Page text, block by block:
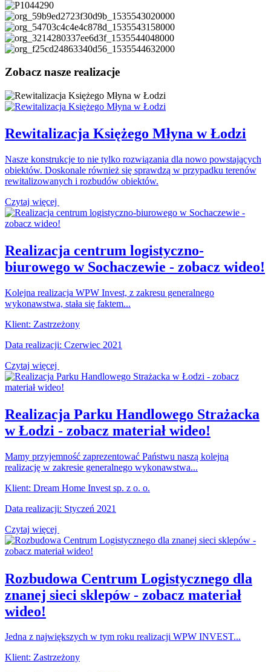
Zobacz nasze realizacje
Rewitalizacja Księżego Młyna w Łodzi
Nasze konstrukcje to nie tylko rozwiązania dla nowo powstających
obiektów. Doskonale również się sprawdzą w przypadku terenów
rewitalizowanych i rozbudów obiektów.
Czytaj więcej
Realizacja centrum logistyczno-
biurowego w Sochaczewie - zobacz wideo!
Kolejna realizacja WPW Invest, z zakresu generalnego
wykonawstwa, stała się faktem...
Klient: Zastrzeżony
Data realizacji: Czerwiec 2021
Czytaj więcej
Realizacja Parku Handlowego Strażacka
w Łodzi - zobacz materiał wideo!
Mamy przyjemność zaprezentować Państwu naszą kolejną
realizację w zakresie generalnego wykonawstwa...
Klient: Dream Home Invest sp. z o. o.
Data realizacji: Styczeń 2021
Czytaj więcej
Rozbudowa Centrum Logistycznego dla
znanej sieci sklepów - zobacz materiał
wideo!
Jedna z największych w tym roku realizacji WPW INVEST...
Klient: Zastrzeżony